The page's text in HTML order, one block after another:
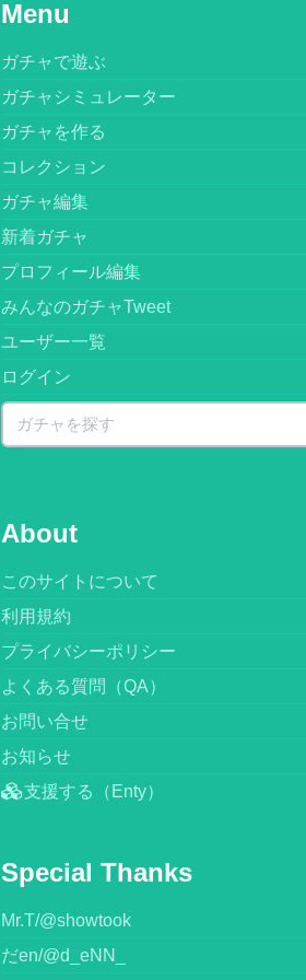
Menu
ガチャで遊ぶ
ガチャシミュレーター
ガチャを作る
コレクション
ガチャ編集
新着ガチャ
プロフィール編集
みんなのガチャTweet
ユーザー一覧
ログイン
About
このサイトについて
利用規約
プライバシーポリシー
よくある質問（QA）
お問い合せ
お知らせ
支援する（Enty）
Special Thanks
Mr.T/@showtook
だen/@d_eNN_